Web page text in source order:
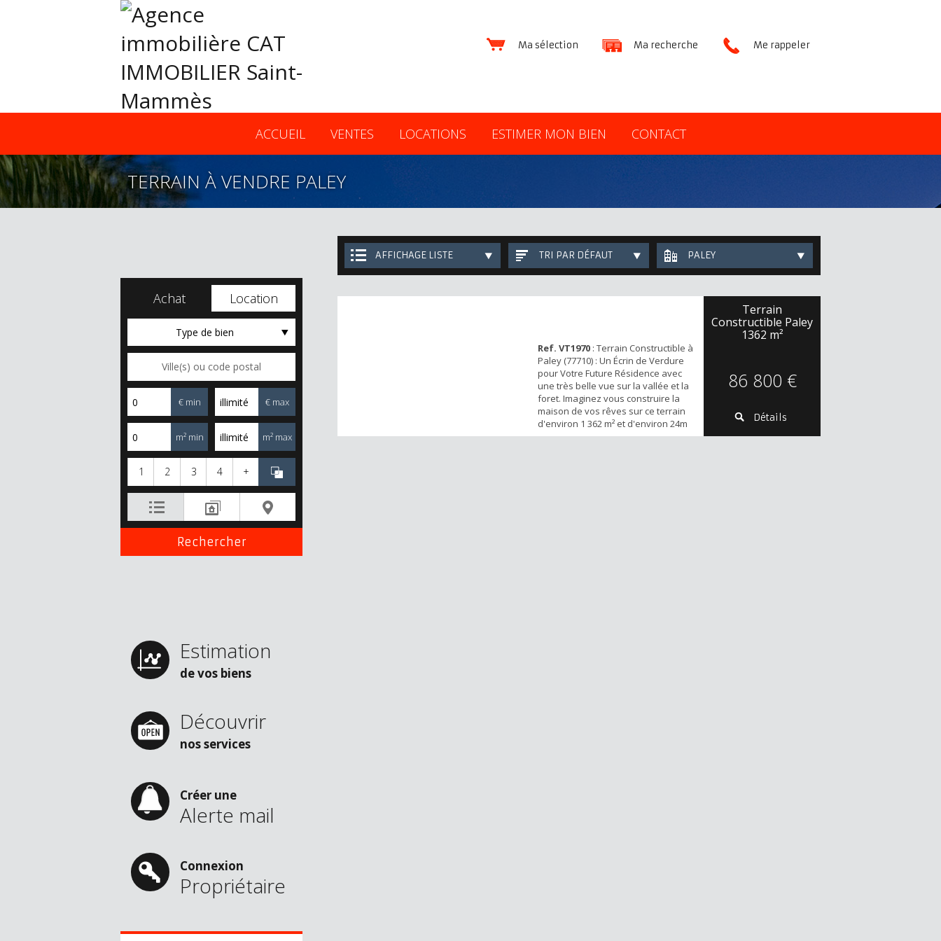
Me rappeler
Ma recherche
Ma sélection
ACCUEIL VENTES LOCATIONS ESTIMER MON BIEN CONTACT
TERRAIN À VENDRE PALEY
Achat Location
Type de bien
€ min € max
m² min m² max
1 2 3 4 +
Estimation
de vos biens
Découvrir
nos services
Créer une
Alerte mail
Connexion
Propriétaire
AFFICHAGE LISTE TRI PAR DÉFAUT PALEY
Ref. VT1970 : Terrain Constructible à
Paley (77710) : Un Écrin de Verdure
pour Votre Future Résidence avec
une très belle vue sur la vallée et la
foret. Imaginez vous construire la
maison de vos rêves sur ce terrain
d'environ 1 362 m² et d'environ 24m
de façade, entouré de verdure et de
Terrain
Constructible Paley
1362 m²
86 800 €
Détails